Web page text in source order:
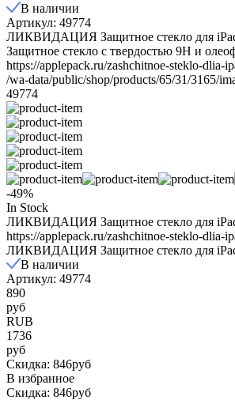
В наличии
Артикул: 49774
ЛИКВИДАЦИЯ Защитное стекло для iPad
Защитное стекло с твердостью 9H и
https://applepack.ru/zashchitnoe-steklo-dlia-
/wa-data/public/shop/products/65/31/3165/
49774
-49%
In Stock
ЛИКВИДАЦИЯ Защитное стекло для iPad
https://applepack.ru/zashchitnoe-steklo-dlia-
ЛИКВИДАЦИЯ Защитное стекло для iPad
В наличии
Артикул: 49774
890
руб
RUB
1736
руб
Скидка: 846руб
В избранное
Скидка: 846руб